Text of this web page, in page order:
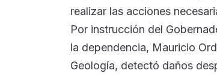
realizar las acciones
Por instrucción del
la dependencia, Mauricio
Geología, detectó daños